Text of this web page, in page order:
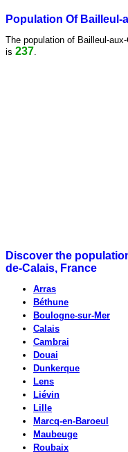
Population Of Bailleul-
The population of Bailleul-
is 237
Discover the
de-Calais, France
Arras
Béthune
Boulogne-sur-Mer
Calais
Cambrai
Douai
Dunkerque
Lens
Liévin
Lille
Marcq-en-Baroeul
Maubeuge
Roubaix